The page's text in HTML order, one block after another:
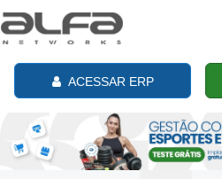
ACESSAR ERP